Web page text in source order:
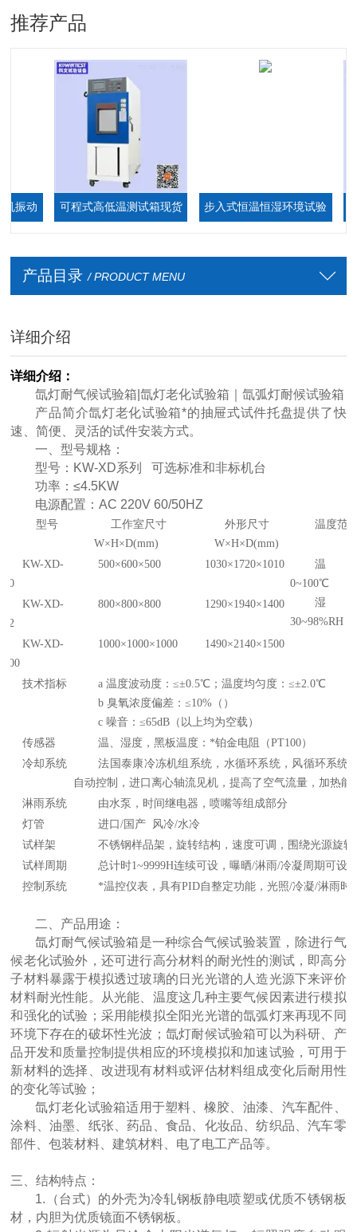
推荐产品
动 可程式高低温测试箱现货 步入式恒温恒湿环境试验
产品目录 / PRODUCT MENU
详细介绍
详细介绍：
氙灯耐气候试验箱|氙灯老化试验箱｜氙弧灯耐候试验箱
产品简介氙灯老化试验箱*的抽屉式试件托盘提供了快
速、简便、灵活的试件安装方式。
一、型号规格：
型号：KW-XD系列 可选标准和非标机台
功率：≤4.5KW
电源配置：AC 220V 60/50HZ
型号
工作室尺寸
W×H×D(mm)
外形尺寸
W×H×D(mm)
温度范
KW-XD-
500×600×500 1030×1720×1010
温
0~100℃
湿
30~98%RH
KW-XD-
800×800×800 1290×1940×1400
KW-XD-
1000×1000×1000 1490×2140×1500
技术指标 a 温度波动度：≤±0.5℃；温度均匀度：≤±2.0℃
b 臭氧浓度偏差：≤10%（）
c 噪音：≤65dB（以上均为空载）
传感器
温、湿度，黑板温度：*铂金电阻（PT100）
冷却系统
法国泰康冷冻机组系统，水循环系统，风循环系统
自动控制，进口离心轴流见机，提高了空气流量，加热
淋雨系统
由水泵，时间继电器，喷嘴等组成部分
灯管
进口/国产 风冷/水冷
试样架
不锈钢样品架，旋转结构，速度可调，围绕光源旋
试样周期
总计时1~9999H连续可设，曝晒/淋雨/冷凝周期可设
控制系统
*温控仪表，具有PID自整定功能，光照/冷凝/淋雨
二、产品用途：
氙灯耐气候试验箱是一种综合气候试验装置，除进行气
候老化试验外，还可进行高分材料的耐光性的测试，即高分
子材料暴露于模拟透过玻璃的日光光谱的人造光源下来评价
材料耐光性能。从光能、温度这几种主要气候因素进行模拟
和强化的试验；采用能模拟全阳光光谱的氙弧灯来再现不同
环境下存在的破坏性光波；氙灯耐候试验箱可以为科研、产
品开发和质量控制提供相应的环境模拟和加速试验，可用于
新材料的选择、改进现有材料或评估材料组成变化后耐用性
的变化等试验；
氙灯老化试验箱适用于塑料、橡胶、油漆、汽车配件、
涂料、油墨、纸张、药品、食品、化妆品、纺织品、汽车零
部件、包装材料、建筑材料、电了电工产品等。
三、结构特点：
1.（台式）的外壳为冷轧钢板静电喷塑或优质不锈钢板
材，内胆为优质镜面不锈钢板。